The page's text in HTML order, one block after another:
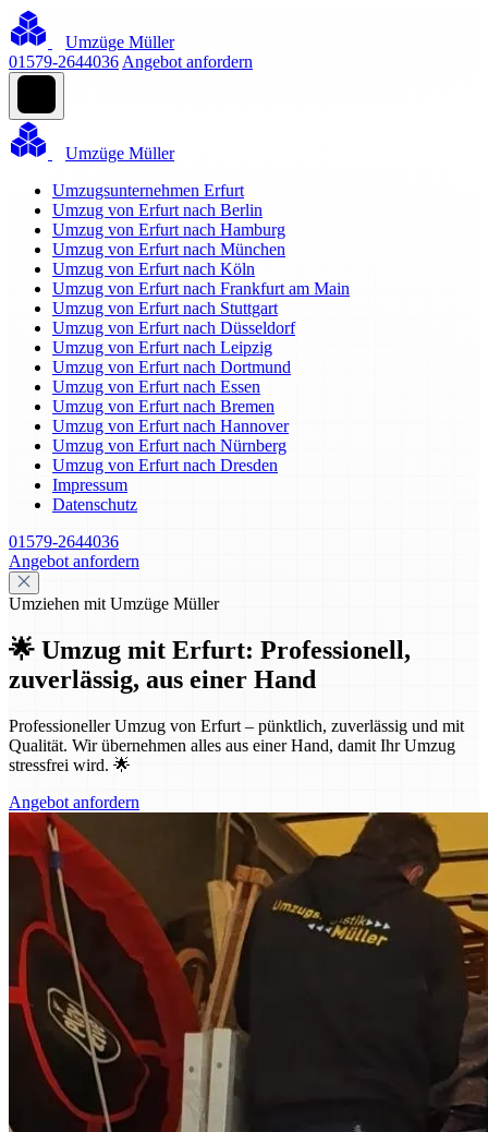
Umzüge Müller
01579-2644036 Angebot anfordern
Umzüge Müller
Umzugsunternehmen Erfurt
Umzug von Erfurt nach Berlin
Umzug von Erfurt nach Hamburg
Umzug von Erfurt nach München
Umzug von Erfurt nach Köln
Umzug von Erfurt nach Frankfurt am Main
Umzug von Erfurt nach Stuttgart
Umzug von Erfurt nach Düsseldorf
Umzug von Erfurt nach Leipzig
Umzug von Erfurt nach Dortmund
Umzug von Erfurt nach Essen
Umzug von Erfurt nach Bremen
Umzug von Erfurt nach Hannover
Umzug von Erfurt nach Nürnberg
Umzug von Erfurt nach Dresden
Impressum
Datenschutz
01579-2644036
Angebot anfordern
Umziehen mit Umzüge Müller
🌟 Umzug mit Erfurt: Professionell,
zuverlässig, aus einer Hand
Professioneller Umzug von Erfurt – pünktlich, zuverlässig und mit
Qualität. Wir übernehmen alles aus einer Hand, damit Ihr Umzug
stressfrei wird. 🌟
Angebot anfordern